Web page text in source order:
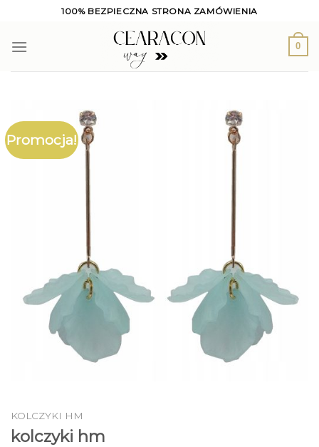
content
100% BEZPIECZNA STRONA ZAMÓWIENIA
0
Promocja!
KOLCZYKI HM
kolczyki hm